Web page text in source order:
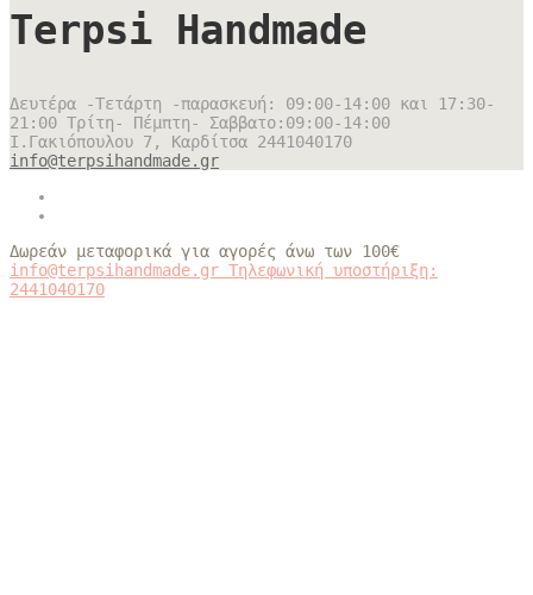
Terpsi Handmade
Δευτέρα -Τετάρτη -παρασκευή: 09:00-14:00 και 17:30-
21:00 Τρίτη- Πέμπτη- Σαββατο:09:00-14:00
Ι.Γακιόπουλου 7, Καρδίτσα 2441040170
info@terpsihandmade.gr
Δωρεάν μεταφορικά για αγορές άνω των 100€
info@terpsihandmade.gr Τηλεφωνική υποστήριξη:
2441040170